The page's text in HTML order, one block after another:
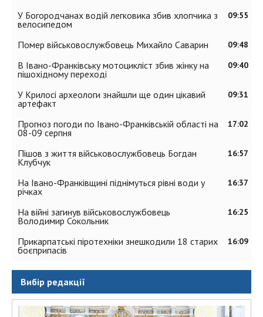
09:55
У Богородчанах водій легковика збив хлопчика з
велосипедом
09:48
Помер військовослужбовець Михайло Саварин
09:40
В Івано-Франківську мотоцикліст збив жінку на
пішохідному переході
09:31
У Крилосі археологи знайшли ще один цікавий
артефакт
17:02
Прогноз погоди по Івано-Франківській області на
08-09 серпня
16:57
Пішов з життя військовослужбовець Богдан
Клубчук
16:37
На Івано-Франківщині піднімуться рівні води у
річках
16:25
На війні загинув військовослужбовець
Володимир Сокольник
16:09
Прикарпатські піротехніки знешкодили 18 старих
боєприпасів
Вибір редакції